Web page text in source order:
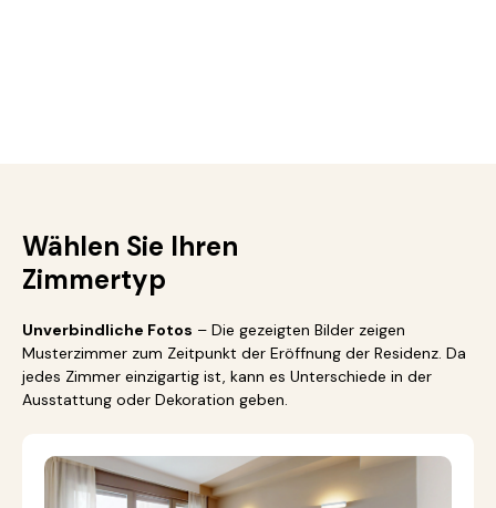
Wählen Sie Ihren
Zimmertyp
Unverbindliche Fotos – Die gezeigten Bilder zeigen
Musterzimmer zum Zeitpunkt der Eröffnung der Residenz. Da
jedes Zimmer einzigartig ist, kann es Unterschiede in der
Ausstattung oder Dekoration geben.